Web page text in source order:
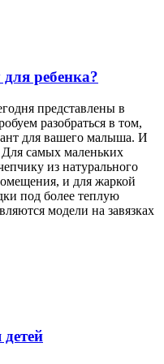
ребенка?
представлены в
разобраться в том,
для вашего малыша. И
самых маленьких
из натурального
и для жаркой
под более теплую
модели на завязках